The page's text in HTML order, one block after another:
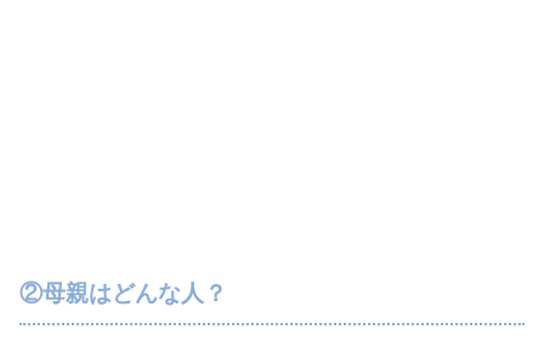
②母親はどんな人？